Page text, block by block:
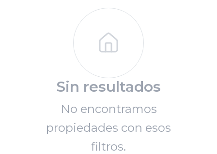
Sin resultados
No encontramos
propiedades con esos
filtros.